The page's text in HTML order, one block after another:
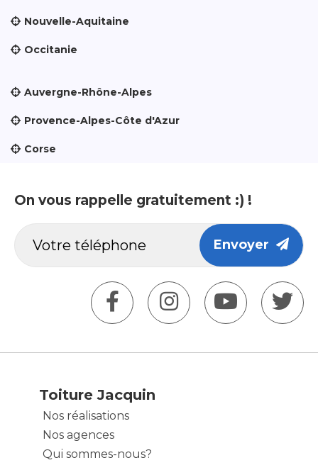
Nouvelle-Aquitaine
Occitanie
Auvergne-Rhône-Alpes
Provence-Alpes-Côte d'Azur
Corse
On vous rappelle gratuitement :) !
Envoyer
Toiture Jacquin
Nos réalisations
Nos agences
Qui sommes-nous?